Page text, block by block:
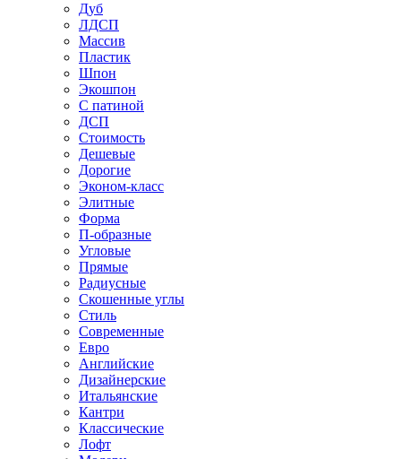
Дуб
ЛДСП
Массив
Пластик
Шпон
Экошпон
С патиной
ДСП
Стоимость
Дешевые
Дорогие
Эконом-класс
Элитные
Форма
П-образные
Угловые
Прямые
Радиусные
Скошенные углы
Стиль
Современные
Евро
Английские
Дизайнерские
Итальянские
Кантри
Классические
Лофт